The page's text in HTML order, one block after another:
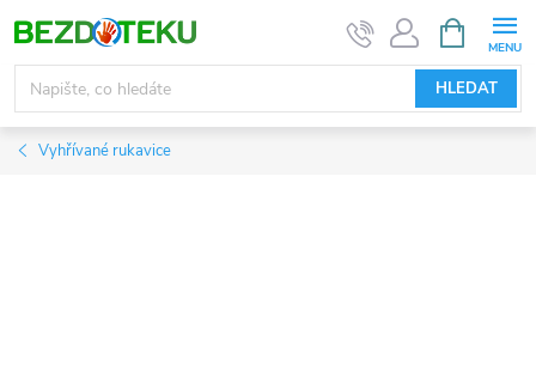
na
obsah
HLEDAT
NÁKUPNÍ
KOŠÍK
Vyhřívané rukavice